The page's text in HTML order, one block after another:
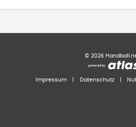
© 2026
Impressum Datenschutz